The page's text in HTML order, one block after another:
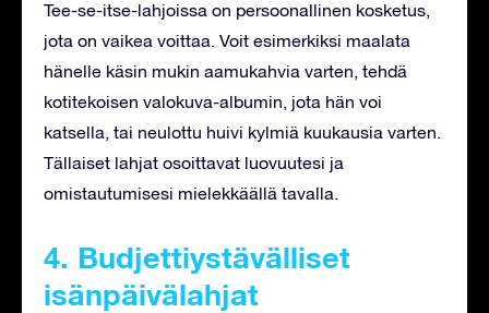
Tee-se-itse-lahjoissa on persoonallinen kosketus,
jota on vaikea voittaa. Voit esimerkiksi maalata
hänelle käsin mukin aamukahvia varten, tehdä
kotitekoisen valokuva-albumin, jota hän voi
katsella, tai neulottu huivi kylmiä kuukausia varten.
Tällaiset lahjat osoittavat luovuutesi ja
omistautumisesi mielekkäällä tavalla.
4. Budjettiystävälliset
isänpäivälahjat